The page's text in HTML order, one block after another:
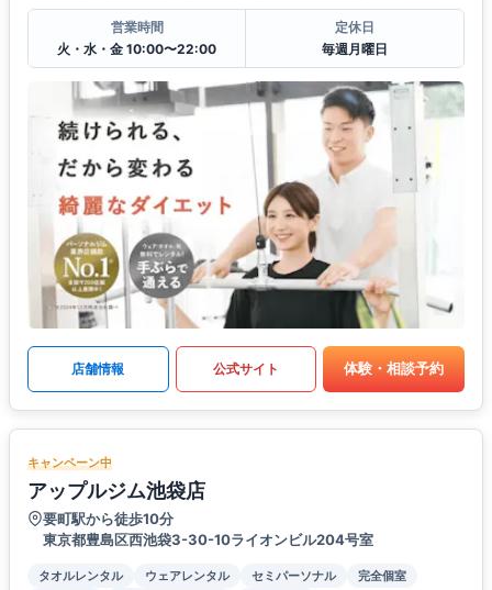
営業時間
火・水・金 10:00〜22:00
定休日
毎週月曜日
店舗情報 公式サイト 体験・相談予約
キャンペーン中
アップルジム池袋店
要町駅から徒歩10分
東京都豊島区西池袋3-30-10ライオンビル204号室
タオルレンタル ウェアレンタル セミパーソナル
完全個室